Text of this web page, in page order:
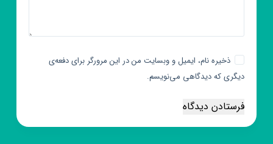
ذخیره نام، ایمیل و وبسایت من در این مرورگر برای دفعه‌ی
دیگری که دیدگاهی می‌نویسم.
فرستادن دیدگاه